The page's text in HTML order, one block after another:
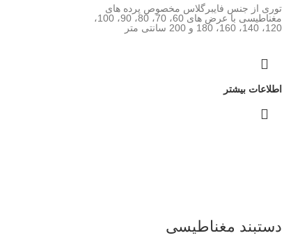
توری از جنس فایبرگلاس مخصوص پرده های
مغناطیسی با عرض های 60، 70، 80، 90، 100،
120، 140، 160، 180 و 200 سانتی متر
اطلاعات بیشتر
دستبند مغناطیسی